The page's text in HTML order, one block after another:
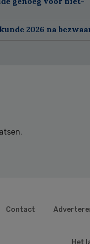
2026 na
Contact
Het